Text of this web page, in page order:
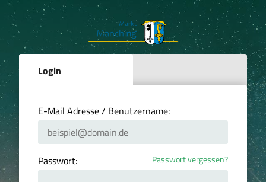
Login
E-Mail Adresse / Benutzername:
Passwort: Passwort vergessen?